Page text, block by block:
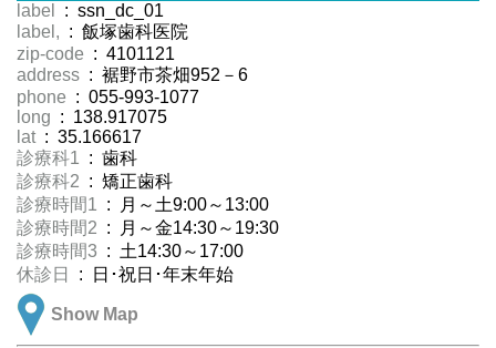
label
: ssn_dc_01
label, : 飯塚歯科医院
zip-code : 4101121
address : 裾野市茶畑952－6
phone : 055-993-1077
long : 138.917075
lat : 35.166617
診療科1 : 歯科
診療科2 : 矯正歯科
診療時間1 : 月～土9:00～13:00
診療時間2 : 月～金14:30～19:30
診療時間3 : 土14:30～17:00
休診日
: 日･祝日･年末年始
Show Map